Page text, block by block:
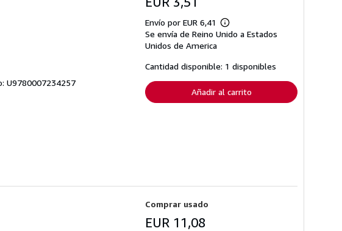
U9780007234257
Envío por EUR 6,41
Más
información
tarifas
de
envío
Se envía de Reino Unido a Estados
Unidos de America
Cantidad disponible: 1 disponibles
Añadir al carrito
Comprar usado
EUR 11,08